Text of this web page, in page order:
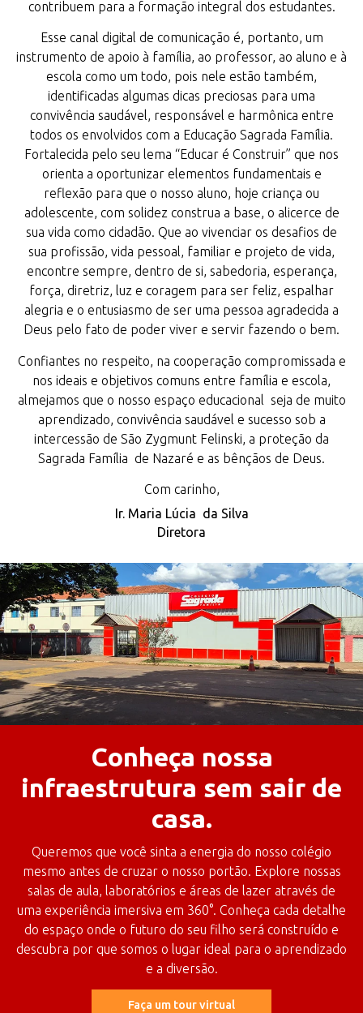
contribuem para a formação integral dos estudantes.
Esse canal digital de comunicação é, portanto, um
instrumento de apoio à família, ao professor, ao aluno e à
escola como um todo, pois nele estão também,
identificadas algumas dicas preciosas para uma
convivência saudável, responsável e harmônica entre
todos os envolvidos com a Educação Sagrada Família.
Fortalecida pelo seu lema “Educar é Construir” que nos
orienta a oportunizar elementos fundamentais e
reflexão para que o nosso aluno, hoje criança ou
adolescente, com solidez construa a base, o alicerce de
sua vida como cidadão. Que ao vivenciar os desafios de
sua profissão, vida pessoal, familiar e projeto de vida,
encontre sempre, dentro de si, sabedoria, esperança,
força, diretriz, luz e coragem para ser feliz, espalhar
alegria e o entusiasmo de ser uma pessoa agradecida a
Deus pelo fato de poder viver e servir fazendo o bem.
Confiantes no respeito, na cooperação compromissada e
nos ideais e objetivos comuns entre família e escola,
almejamos que o nosso espaço educacional seja de muito
aprendizado, convivência saudável e sucesso sob a
intercessão de São Zygmunt Felinski, a proteção da
Sagrada Família de Nazaré e as bênçãos de Deus.
Com carinho,
Ir. Maria Lúcia da Silva
Diretora
Conheça nossa
infraestrutura sem sair de
casa.
Queremos que você sinta a energia do nosso colégio
mesmo antes de cruzar o nosso portão. Explore nossas
salas de aula, laboratórios e áreas de lazer através de
uma experiência imersiva em 360°. Conheça cada detalhe
do espaço onde o futuro do seu filho será construído e
descubra por que somos o lugar ideal para o aprendizado
e a diversão.
Faça um tour virtual